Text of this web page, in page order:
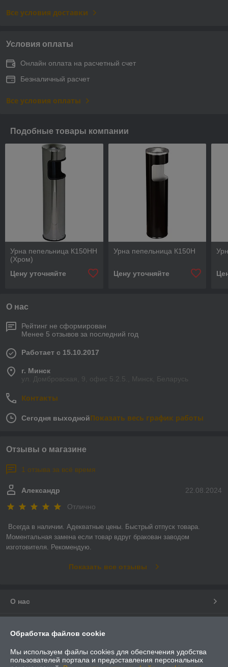
Все условия доставки
Условия оплаты
Онлайн оплата на расчетный счет
Безналичный расчет
Все условия оплаты
Подобные товары компании
Урна пепельница К150НН
(Хром)
Цену уточняйте
Урна пепельница К150Н
Цену уточняйте
О нас
Рейтинг не сформирован
Менее 5 отзывов за последний год
Работает с 15.10.2017
г. Минск
ул. Домбровская, 9, офис 5.2.5., Минск, Беларусь
Контакты
Сегодня выходнойПоказать весь график работы
Отзывы о магазине
1 отзыва за всё время
22.08.2024
Александр
Отлично
Всегда в наличии. Адекватные цены. Быстрый отпуск товара.
Моментальная замена если товар вдруг бракован заводом
изготовителя. Рекомендую.
Показать все отзывы
О нас
Доставка и оплата
Обработка файлов cookie
Мы используем файлы cookies для обеспечения удобства
пользователей портала и предоставления персональных